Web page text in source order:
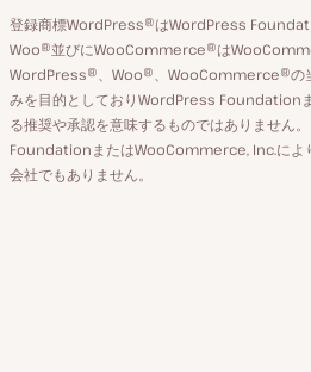
カ
ウ
ン
ト
り
替
え
登録商標WordPress®はWordPress
Woo®並びにWooCommerce®は
WordPress®、Woo®、WooCommerce®の
みを目的としておりWordPress Foundation
る推奨や承認を意味するものではありません
FoundationまたはWooCommerce, Inc.によ
会社でもありません。